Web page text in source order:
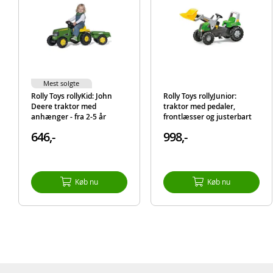
Rolly Toys rollyKid: John
Deere traktor med
anhænger - fra 2-5 år
646,-
Køb nu
Mest solgte
Rolly Toys rollyJunior:
traktor med pedaler,
frontlæsser og justerbart
998,-
Køb nu